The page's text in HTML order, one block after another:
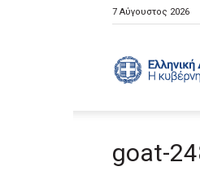
7 Αύγουστος 2026
goat-